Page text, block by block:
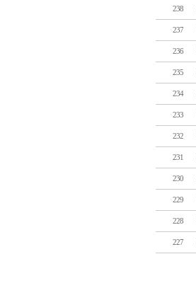
238
237
236
235
234
233
232
231
230
229
228
227